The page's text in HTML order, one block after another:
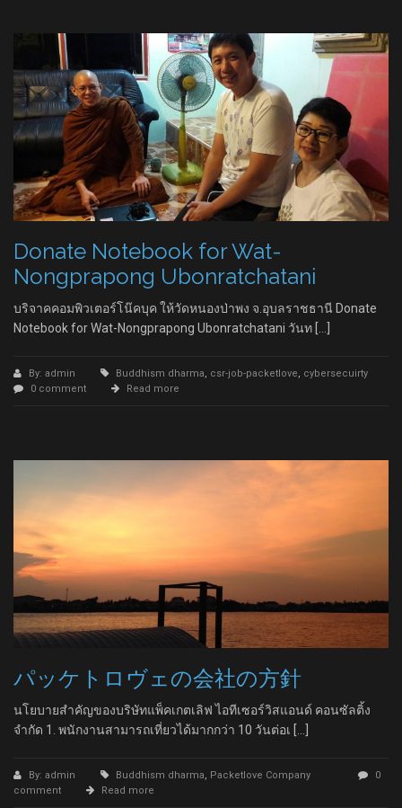
Donate Notebook for Wat-
Nongprapong Ubonratchatani
บริจาคคอมพิวเตอร์โน๊คบุค ให้วัดหนองป่าพง จ.อุบลราชธานี Donate
Notebook for Wat-Nongprapong Ubonratchatani วันท […]
By: admin Buddhism dharma, csr-job-packetlove, cybersecuirty
0 comment
Read more
パッケトロヴェの会社の方針
นโยบายสำคัญของบริษัทแพ็คเกตเลิฟ ไอทีเซอร์วิสแอนด์ คอนซัลติ้ง
จำกัด 1. พนักงานสามารถเที่ยวได้มากกว่า 10 วันต่อเ […]
By: admin Buddhism dharma, Packetlove Company
0
comment
Read more